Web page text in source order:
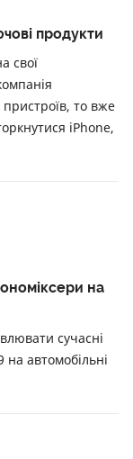
продукти
свої
то вже
iPhone,
на
сучасні
на автомобільні